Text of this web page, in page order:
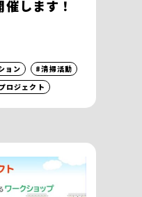
します！
ョン
#清掃活動
ロジェクト